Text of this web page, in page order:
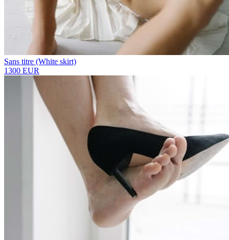
Sans titre (White skirt)
1300 EUR